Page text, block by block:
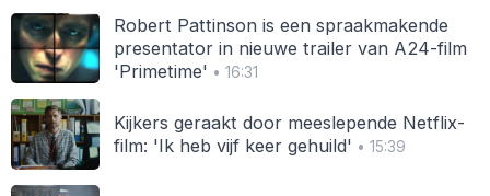
Robert Pattinson is een spraakmakende
presentator in nieuwe trailer van A24-film
'Primetime' • 16:31
Kijkers geraakt door meeslepende Netflix-
film: 'Ik heb vijf keer gehuild' • 15:39